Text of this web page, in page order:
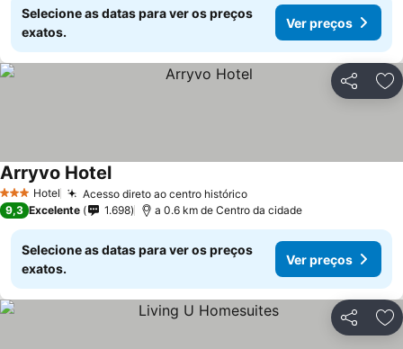
Selecione as datas para ver os preços
exatos.
Ver preços
Partilhar
3 EstrelasHotel Acesso direto ao centro histórico
Arryvo Hotel
9,3 Excelente 1.698 a 0.6 km de Centro da cidade
Selecione as datas para ver os preços
exatos.
Ver preços
Partilhar